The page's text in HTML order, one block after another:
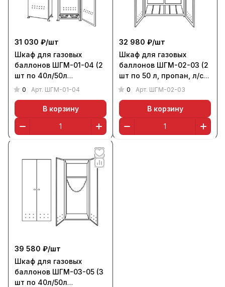
31 030 ₽/шт
Шкаф для газовых
баллонов ШГМ-01-04 (2
шт по 40л/50л
выс.давления, л/с 1,0
0 Арт. ШГМ-01-04
В корзину
32 980 ₽/шт
Шкаф для газовых
баллонов ШГМ-02-03 (2
шт по 50 л, пропан, л/с
1,0 мм)
0 Арт. ШГМ-02-03
В корзину
39 580 ₽/шт
Шкаф для газовых
баллонов ШГМ-03-05 (3
шт по 40л/50л